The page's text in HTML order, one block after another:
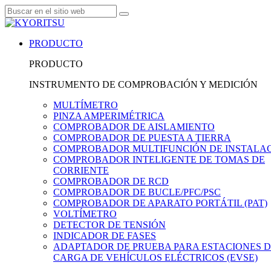
PRODUCTO
PRODUCTO
INSTRUMENTO DE COMPROBACIÓN Y MEDICIÓN
MULTÍMETRO
PINZA AMPERIMÉTRICA
COMPROBADOR DE AISLAMIENTO
COMPROBADOR DE PUESTA A TIERRA
COMPROBADOR MULTIFUNCIÓN DE
COMPROBADOR INTELIGENTE DE TOMAS DE
CORRIENTE
COMPROBADOR DE RCD
COMPROBADOR DE BUCLE/PFC/PSC
COMPROBADOR DE APARATO PORTÁTIL (PAT)
VOLTÍMETRO
DETECTOR DE TENSIÓN
INDICADOR DE FASES
ADAPTADOR DE PRUEBA PARA ESTACIONES
CARGA DE VEHÍCULOS ELÉCTRICOS (EVSE)